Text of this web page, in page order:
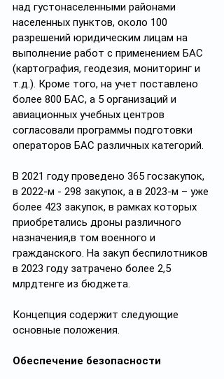
над густонаселенными районами
населенных пунктов, около 100
разрешений юридическим лицам на
выполнение работ с применением БАС
(картография, геодезия, мониторинг и
т.д.). Кроме того, на учет поставлено
более 800 БАС, а 5 организаций и
авиационных учебных центров
согласовали программы подготовки
операторов БАС различных категорий.
В 2021 году проведено 365 госзакупок,
в 2022-м - 298 закупок, а в 2023-м – уже
более 423 закупок, в рамках которых
приобретались дроны различного
назначения,в том военного и
гражданского. На закуп беспилотников
в 2023 году затрачено более 2,5
млрдтенге из бюджета.
Концепция содержит следующие
основные положения.
Обеспечение безопасности